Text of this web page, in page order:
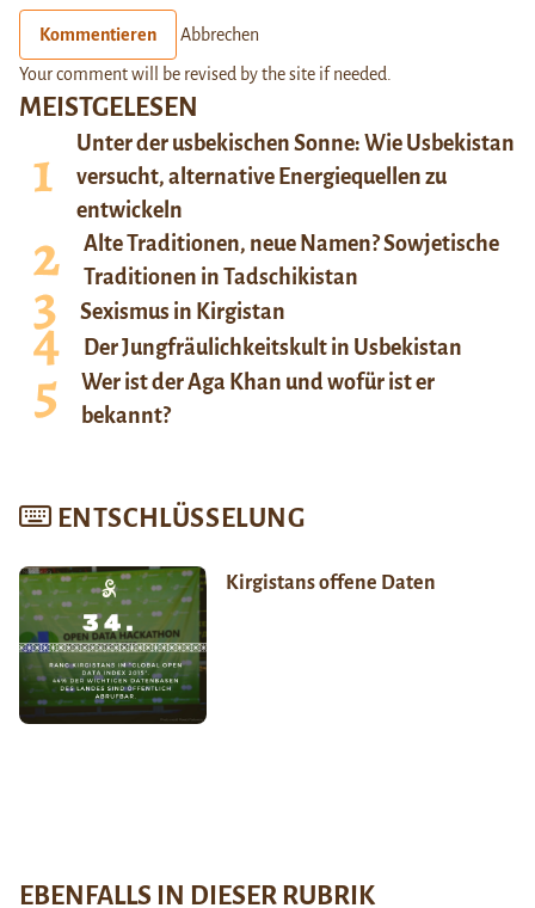
MEISTGELESEN
Unter der usbekischen Sonne: Wie Usbekistan
versucht, alternative Energiequellen zu
entwickeln
Alte Traditionen, neue Namen? Sowjetische
Traditionen in Tadschikistan
Sexismus in Kirgistan
Der Jungfräulichkeitskult in Usbekistan
Wer ist der Aga Khan und wofür ist er
bekannt?
ENTSCHLÜSSELUNG
Kirgistans offene Daten
Kommentieren Abbrechen
Your comment will be revised by the site if needed.
EBENFALLS IN DIESER RUBRIK